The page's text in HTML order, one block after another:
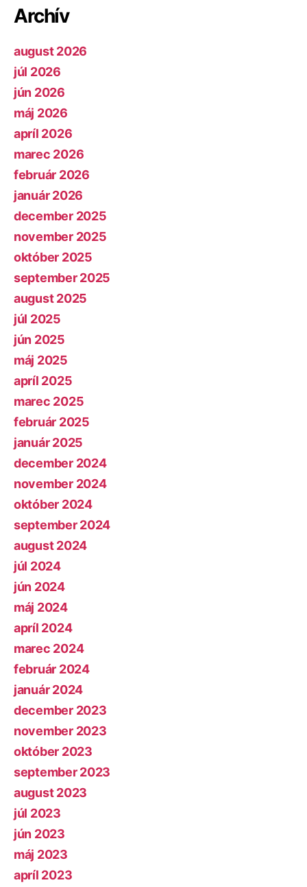
Archív
august 2026
júl 2026
jún 2026
máj 2026
apríl 2026
marec 2026
február 2026
január 2026
december 2025
november 2025
október 2025
september 2025
august 2025
júl 2025
jún 2025
máj 2025
apríl 2025
marec 2025
február 2025
január 2025
december 2024
november 2024
október 2024
september 2024
august 2024
júl 2024
jún 2024
máj 2024
apríl 2024
marec 2024
február 2024
január 2024
december 2023
november 2023
október 2023
september 2023
august 2023
júl 2023
jún 2023
máj 2023
apríl 2023